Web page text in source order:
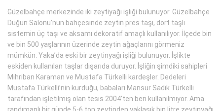
Güzelbahçe merkezinde iki zeytiyağı işliği bulunuyor. Güzelbahçe
Düğün Salonu’nun bahçesinde zeytin pres taşı, dört taşlı
sistemin üç taşı ve aksamı dekoratif amaçlı kullanılıyor. İlçede bin
ve bin 500 yaşlarının üzerinde zeytin ağaçlarını görmeniz
mümkün. Yaka’da eski bir zeytinyağı işliği bulunuyor. İşlikte
eskiden kullanılan taşlar dışarıda duruyor. İşliğin şimdiki sahipleri
Mihriban Karaman ve Mustafa Türkelli kardeşler. Dedeleri
Mustafa Türkelli’nin kurduğu, babaları Mansur Sadık Türkelli
tarafından işletilmiş olan tesis 2004’ten beri kullanılmıyor. Ama
randımanlı bir günde 5-6 ton zeytinden yaklaşık bin litre zeytinyağı